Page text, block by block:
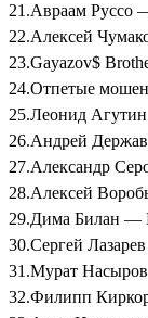
21.Авраам Руссо
22.Алексей
23.Gayazov$
24.Отпетые
25.Леонид
26.Андрей
27.Александр
28.Алексей
29.Дима Билан —
30.Сергей
31.Мурат
32.Филипп